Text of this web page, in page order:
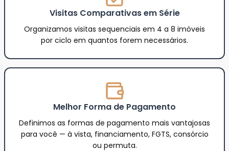
Visitas Comparativas em Série
Organizamos visitas sequenciais em 4 a 8 imóveis
por ciclo em quantos forem necessários.
Melhor Forma de Pagamento
Definimos as formas de pagamento mais vantajosas
para você — à vista, financiamento, FGTS, consórcio
ou permuta.